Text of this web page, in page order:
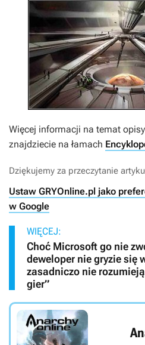
Więcej informacji na temat
znajdziecie na łamach
Dziękujemy za przeczytanie
Ustaw GRYOnline.pl jako
w Google
WIĘCEJ:
Choć Microsoft go nie
deweloper nie gryzie się
zasadniczo nie
gier”